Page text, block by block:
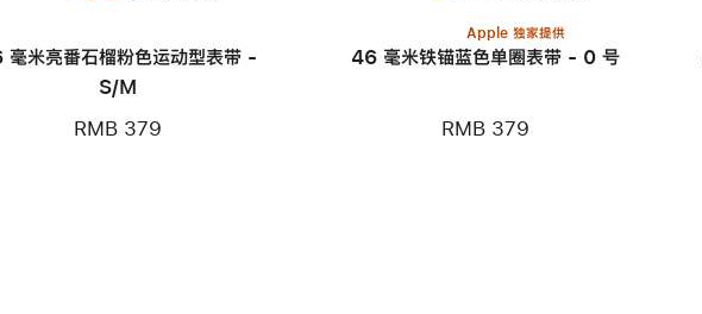
毫米亮番石榴粉色运动型表带 -
S/M
RMB 379
Apple 独家提供
46 毫米铁锚蓝色单圈表带 - 0 号
RMB 379